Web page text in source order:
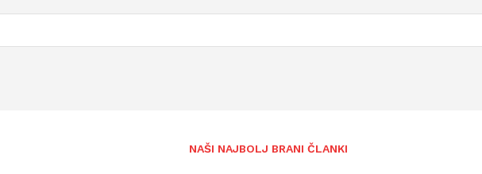
NAŠI NAJBOLJ BRANI ČLANKI